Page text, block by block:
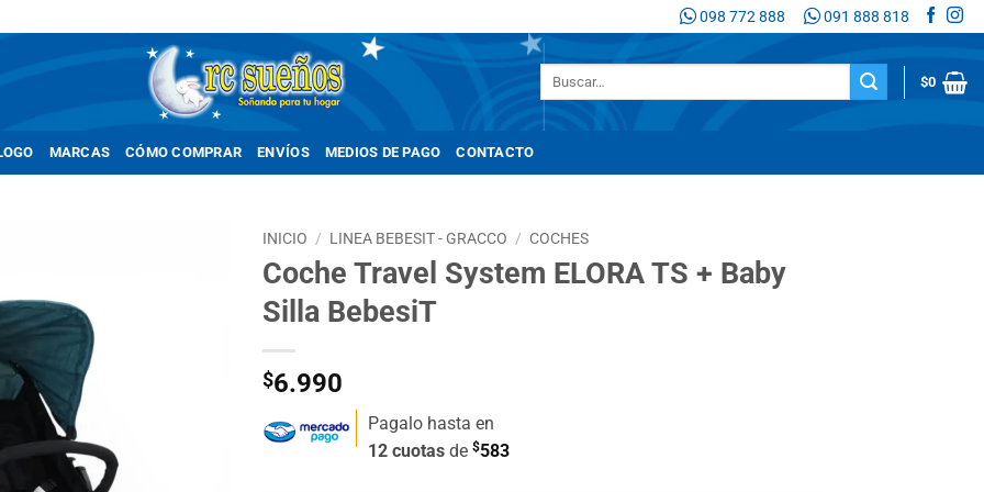
098 772 888 091 888 818
$0
MARCAS CÓMO COMPRAR ENVÍOS MEDIOS DE PAGO CONTACTO
INICIO / LINEA BEBESIT - GRACCO / COCHES
Coche Travel System ELORA TS + Baby
Silla BebesiT
$6.990
Pagalo hasta en
12 cuotas de $583